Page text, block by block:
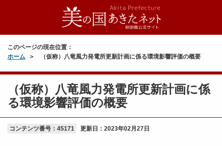
このページの現在位置：
ホーム
（仮称）八竜風力発電所更新計画に係る環境影響評価の概要
（仮称）八竜風力発電所更新計画に係
る環境影響評価の概要
コンテンツ番号：45171 更新日： 2023年02月27日